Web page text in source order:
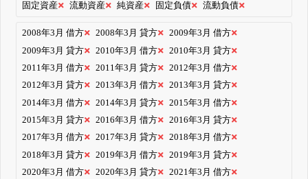
固定資産 流動資産 純資産 固定負債 流動負債
2008年3月 借方 2008年3月 貸方
2009年3月 借方
2009年3月 貸方
2010年3月 借方
2010年3月 貸方
2011年3月 借方
2011年3月 貸方
2012年3月 借方
2012年3月 貸方
2013年3月 借方
2013年3月 貸方
2014年3月 借方
2014年3月 貸方
2015年3月 借方
2015年3月 貸方
2016年3月 借方
2016年3月 貸方
2017年3月 借方
2017年3月 貸方
2018年3月 借方
2018年3月 貸方
2019年3月 借方
2019年3月 貸方
2020年3月 借方
2020年3月 貸方 2021年3月 借方